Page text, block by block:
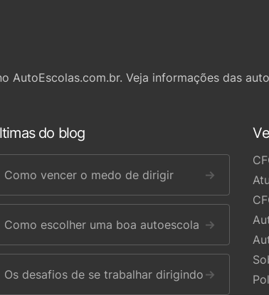
AutoEscolas.com.br. Veja informações das
do blog
Como vencer o medo de dirigir →
Como escolher uma boa autoescola →
Os desafios de se trabalhar dirigindo →